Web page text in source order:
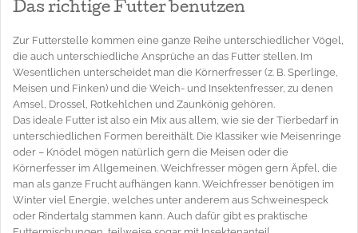
Das richtige Futter benutzen
Zur Futterstelle kommen eine ganze Reihe unterschiedlicher Vögel,
die auch unterschiedliche Ansprüche an das Futter stellen. Im
Wesentlichen unterscheidet man die Körnerfresser (z. B. Sperlinge,
Meisen und Finken) und die Weich- und Insektenfresser, zu denen
Amsel, Drossel, Rotkehlchen und Zaunkönig gehören.
Das ideale Futter ist also ein Mix aus allem, wie sie der Tierbedarf in
unterschiedlichen Formen bereithält. Die Klassiker wie Meisenringe
oder – Knödel mögen natürlich gern die Meisen oder die
Körnerfesser im Allgemeinen. Weichfresser mögen gern Äpfel, die
man als ganze Frucht aufhängen kann. Weichfresser benötigen im
Winter viel Energie, welches unter anderem aus Schweinespeck
oder Rindertalg stammen kann. Auch dafür gibt es praktische